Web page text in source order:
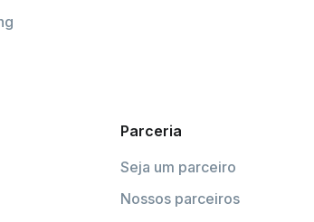
Parceria
Seja um parceiro
Nossos parceiros